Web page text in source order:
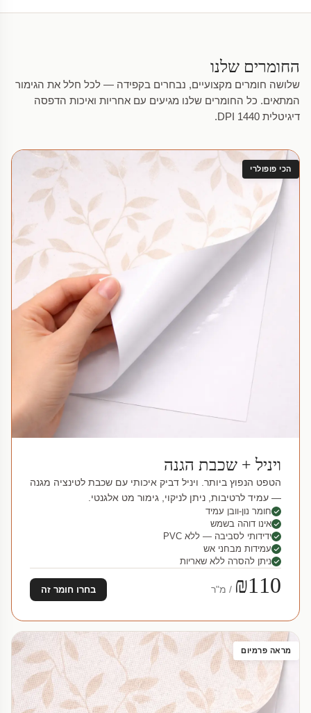
החומרים שלנו
שלושה חומרים מקצועיים, נבחרים בקפידה — לכל חלל את הגימור
המתאים. כל החומרים שלנו מגיעים עם אחריות ואיכות הדפסה
דיגיטלית 1440 DPI.
הכי פופולרי
ויניל + שכבת הגנה
הטפט הנפוץ ביותר. ויניל דביק איכותי עם שכבת לטינציה מגנה
— עמיד לרטיבות, ניתן לניקוי, גימור מט אלגנטי.
חומר נון-וובן עמיד
אינו דוהה בשמש
ידידותי לסביבה — ללא PVC
עמידות מבחני אש
ניתן להסרה ללא שאריות
₪110 / מ"ר בחרו חומר זה
מראה פרמיום